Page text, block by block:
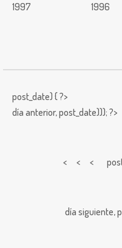
1997 1996
post_date) { ?>
día anterior,post_date))); ?>
< < <
día siguiente,